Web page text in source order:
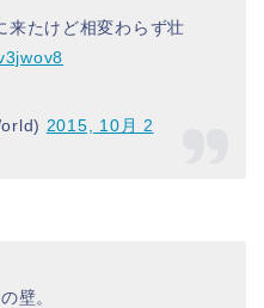
来たけど相変わらず壮
2015, 10月 2
壁。